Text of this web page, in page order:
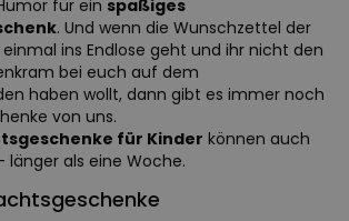
für ein spaßiges
. Und wenn die Wunschzettel der
ins Endlose geht und ihr nicht den
bei euch auf dem
haben wollt, dann gibt es immer noch
von uns.
für Kinder können auch
als eine Woche.